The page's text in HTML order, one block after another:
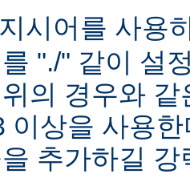
지시어를 사용
"./" 같이 설
의 경우와
이상을 사용
추가하길 강